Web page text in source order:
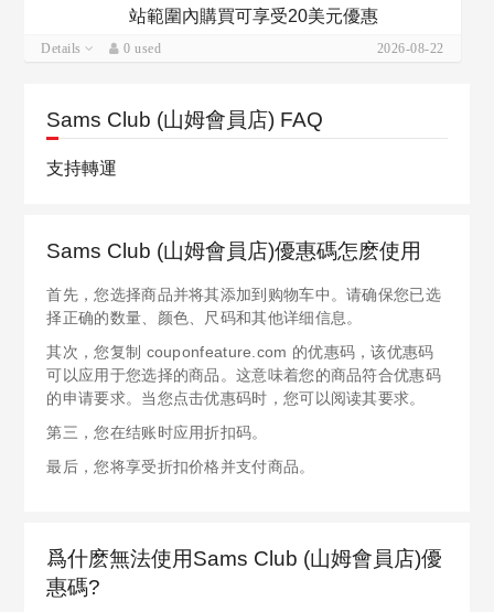
站範圍內購買可享受20美元優惠
Details 0 used 2026-08-22
Sams Club (山姆會員店) FAQ
支持轉運
Sams Club (山姆會員店)優惠碼怎麽使用
首先，您选择商品并将其添加到购物车中。请确保您已选
择正确的数量、颜色、尺码和其他详细信息。
其次，您复制 couponfeature.com 的优惠码，该优惠码
可以应用于您选择的商品。这意味着您的商品符合优惠码
的申请要求。当您点击优惠码时，您可以阅读其要求。
第三，您在结账时应用折扣码。
最后，您将享受折扣价格并支付商品。
爲什麽無法使用Sams Club (山姆會員店)優
惠碼?